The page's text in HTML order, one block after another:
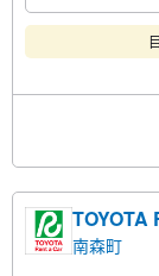
TOYOTA
南森町